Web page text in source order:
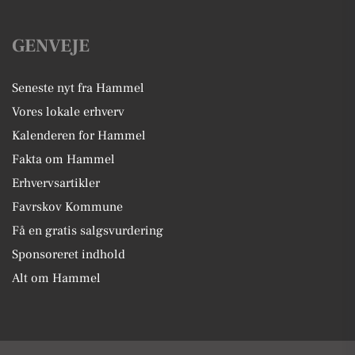
GENVEJE
Seneste nyt fra Hammel
Vores lokale erhverv
Kalenderen for Hammel
Fakta om Hammel
Erhvervsartikler
Favrskov Kommune
Få en gratis salgsvurdering
Sponsoreret indhold
Alt om Hammel